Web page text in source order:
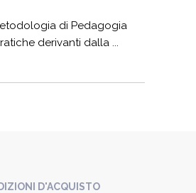
di Pedagogia
derivanti dalla ...
D'ACQUISTO